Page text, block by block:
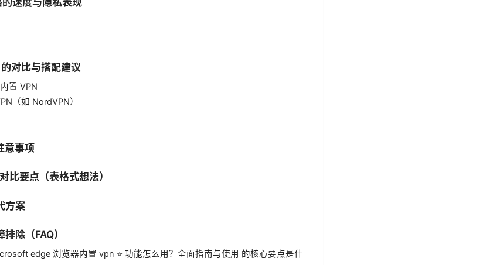
对比与搭配建议
置 VPN
（如 NordVPN）
意事项
比要点（表格式想法）
方案
除（FAQ）
edge 浏览器内置 vpn ⭐ 功能怎么用？全面指南与使用 的核心要点是什